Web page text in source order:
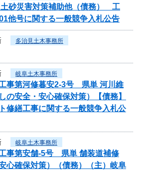
土砂災害対策補助他（債務） 工
他号に関する一般競争入札公告
多治見土木事務所
岐阜土木事務所
工事第河修暮安2-3号 県単 河川維
の安全・安心確保対策）【債務】
修繕工事に関する一般競争入札公
岐阜土木事務所
工事第安舗-5号 県単 舗装道補修
心確保対策）（債務）（主）岐阜